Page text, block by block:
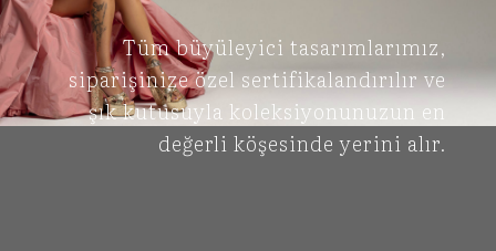
Tüm büyüleyici tasarımlarımız,
siparişinize özel sertifikalandırılır ve
şık kutusuyla koleksiyonunuzun en
değerli köşesinde yerini alır.